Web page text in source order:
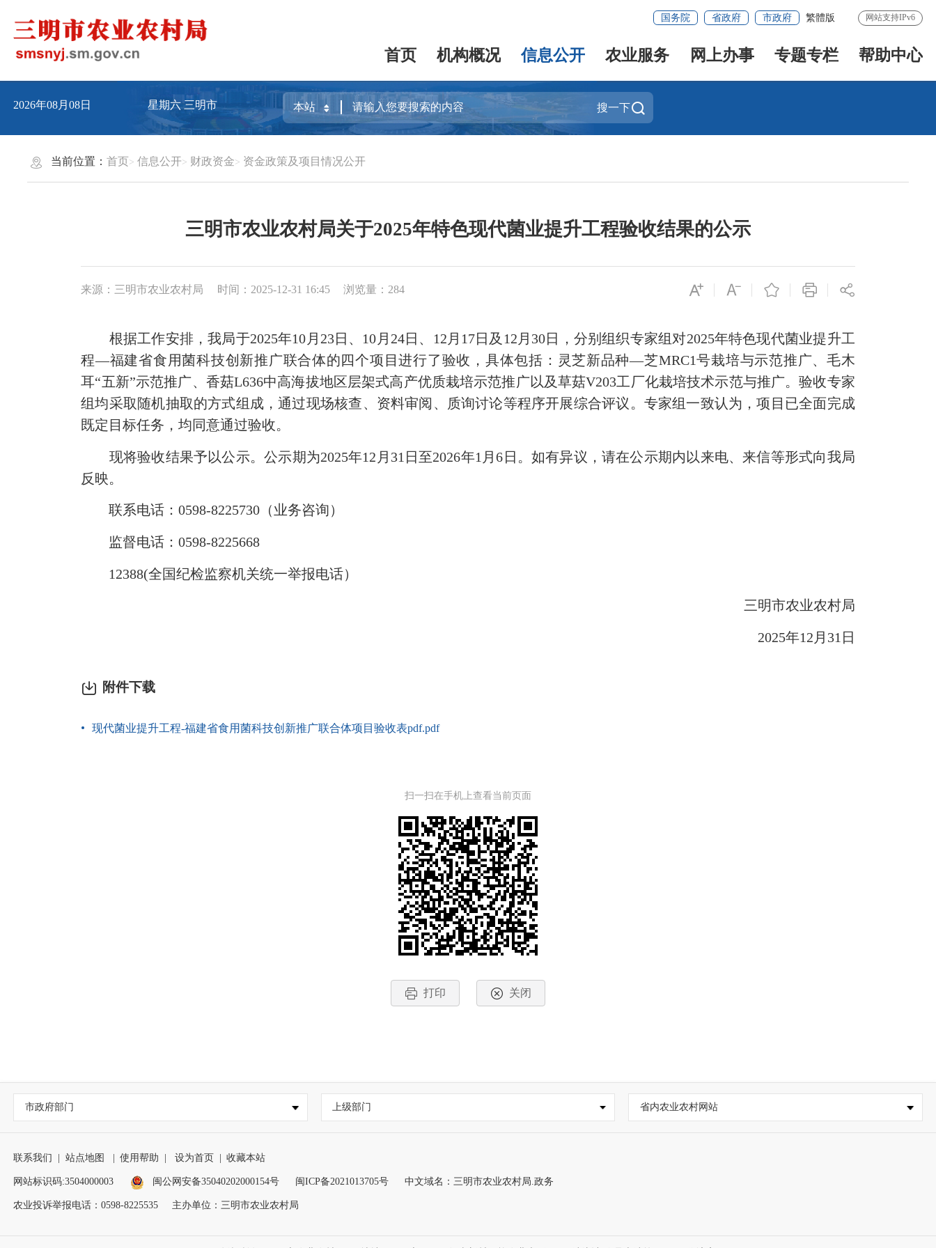
国务院 省政府 市政府 繁體版 网站支持IPv6
首页 机构概况 信息公开 农业服务 网上办事 专题专栏 帮助中心
2026年08月08日 星期六三明市 搜一下
当前位置：首页 信息公开 财政资金 资金政策及项目情况公开
三明市农业农村局关于2025年特色现代菌业提升工程验收结果的公示
来源：三明市农业农村局 时间：2025-12-31 16:45 浏览量：284
根据工作安排，我局于2025年10月23日、10月24日、12月17日及12月30日，分别组织专家组对2025年特色现代菌业提升工
程—福建省食用菌科技创新推广联合体的四个项目进行了验收，具体包括：灵芝新品种—芝MRC1号栽培与示范推广、毛木
耳“五新”示范推广、香菇L636中高海拔地区层架式高产优质栽培示范推广以及草菇V203工厂化栽培技术示范与推广。验收专家
组均采取随机抽取的方式组成，通过现场核查、资料审阅、质询讨论等程序开展综合评议。专家组一致认为，项目已全面完成
既定目标任务，均同意通过验收。
现将验收结果予以公示。公示期为2025年12月31日至2026年1月6日。如有异议，请在公示期内以来电、来信等形式向我局
反映。
联系电话：0598-8225730（业务咨询）
监督电话：0598-8225668
12388(全国纪检监察机关统一举报电话）
三明市农业农村局
2025年12月31日
附件下载
现代菌业提升工程-福建省食用菌科技创新推广联合体项目验收表pdf.pdf
扫一扫在手机上查看当前页面
打印 关闭
市政府部门 上级部门 省内农业农村网站
联系我们 站点地图 使用帮助 设为首页 收藏本站
网站标识码:3504000003 闽公网安备35040202000154号 闽ICP备2021013705号 中文域名：三明市农业农村局.政务
农业投诉举报电话：0598-8225535 主办单位：三明市农业农村局